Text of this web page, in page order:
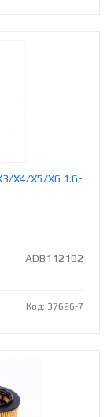
X4/X5/X6 1.6-
ADB112102
Код: 37626-7